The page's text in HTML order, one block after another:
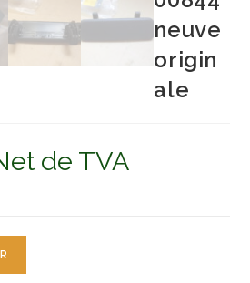
neuve
origin
ale
de TVA